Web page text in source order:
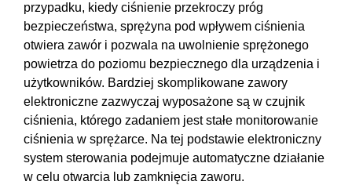
przypadku, kiedy ciśnienie przekroczy próg
bezpieczeństwa, sprężyna pod wpływem ciśnienia
otwiera zawór i pozwala na uwolnienie sprężonego
powietrza do poziomu bezpiecznego dla urządzenia i
użytkowników. Bardziej skomplikowane zawory
elektroniczne zazwyczaj wyposażone są w czujnik
ciśnienia, którego zadaniem jest stałe monitorowanie
ciśnienia w sprężarce. Na tej podstawie elektroniczny
system sterowania podejmuje automatyczne działanie
w celu otwarcia lub zamknięcia zaworu.